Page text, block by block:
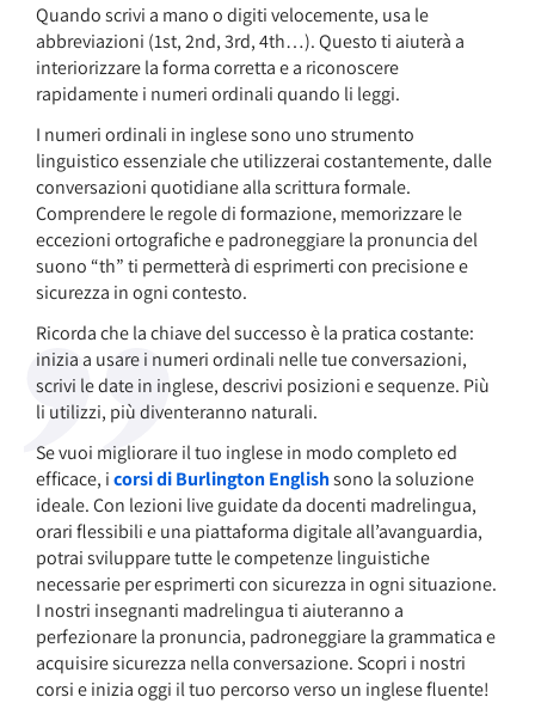
Quando scrivi a mano o digiti velocemente, usa le
abbreviazioni (1st, 2nd, 3rd, 4th…). Questo ti aiuterà a
interiorizzare la forma corretta e a riconoscere
rapidamente i numeri ordinali quando li leggi.
I numeri ordinali in inglese sono uno strumento
linguistico essenziale che utilizzerai costantemente, dalle
conversazioni quotidiane alla scrittura formale.
Comprendere le regole di formazione, memorizzare le
eccezioni ortografiche e padroneggiare la pronuncia del
suono “th” ti permetterà di esprimerti con precisione e
sicurezza in ogni contesto.
Ricorda che la chiave del successo è la pratica costante:
inizia a usare i numeri ordinali nelle tue conversazioni,
scrivi le date in inglese, descrivi posizioni e sequenze. Più
li utilizzi, più diventeranno naturali.
Se vuoi migliorare il tuo inglese in modo completo ed
efficace, icorsi di Burlington Englishsono la soluzione
ideale. Con lezioni live guidate da docenti madrelingua,
orari flessibili e una piattaforma digitale all’avanguardia,
potrai sviluppare tutte le competenze linguistiche
necessarie per esprimerti con sicurezza in ogni situazione.
I nostri insegnanti madrelingua ti aiuteranno a
perfezionare la pronuncia, padroneggiare la grammatica e
acquisire sicurezza nella conversazione. Scopri i nostri
corsi e inizia oggi il tuo percorso verso un inglese fluente!